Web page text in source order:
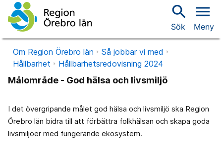
search
Sök
menu
Meny
Om Region Örebro län
Så jobbar vi med
Hållbarhet
Hållbarhetsredovisning 2024
Målområde - God hälsa och livsmiljö
I det övergripande målet god hälsa och livsmiljö ska Region
Örebro län bidra till att förbättra folkhälsan och skapa goda
livsmiljöer med fungerande ekosystem.